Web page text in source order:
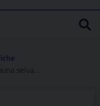
selvatica